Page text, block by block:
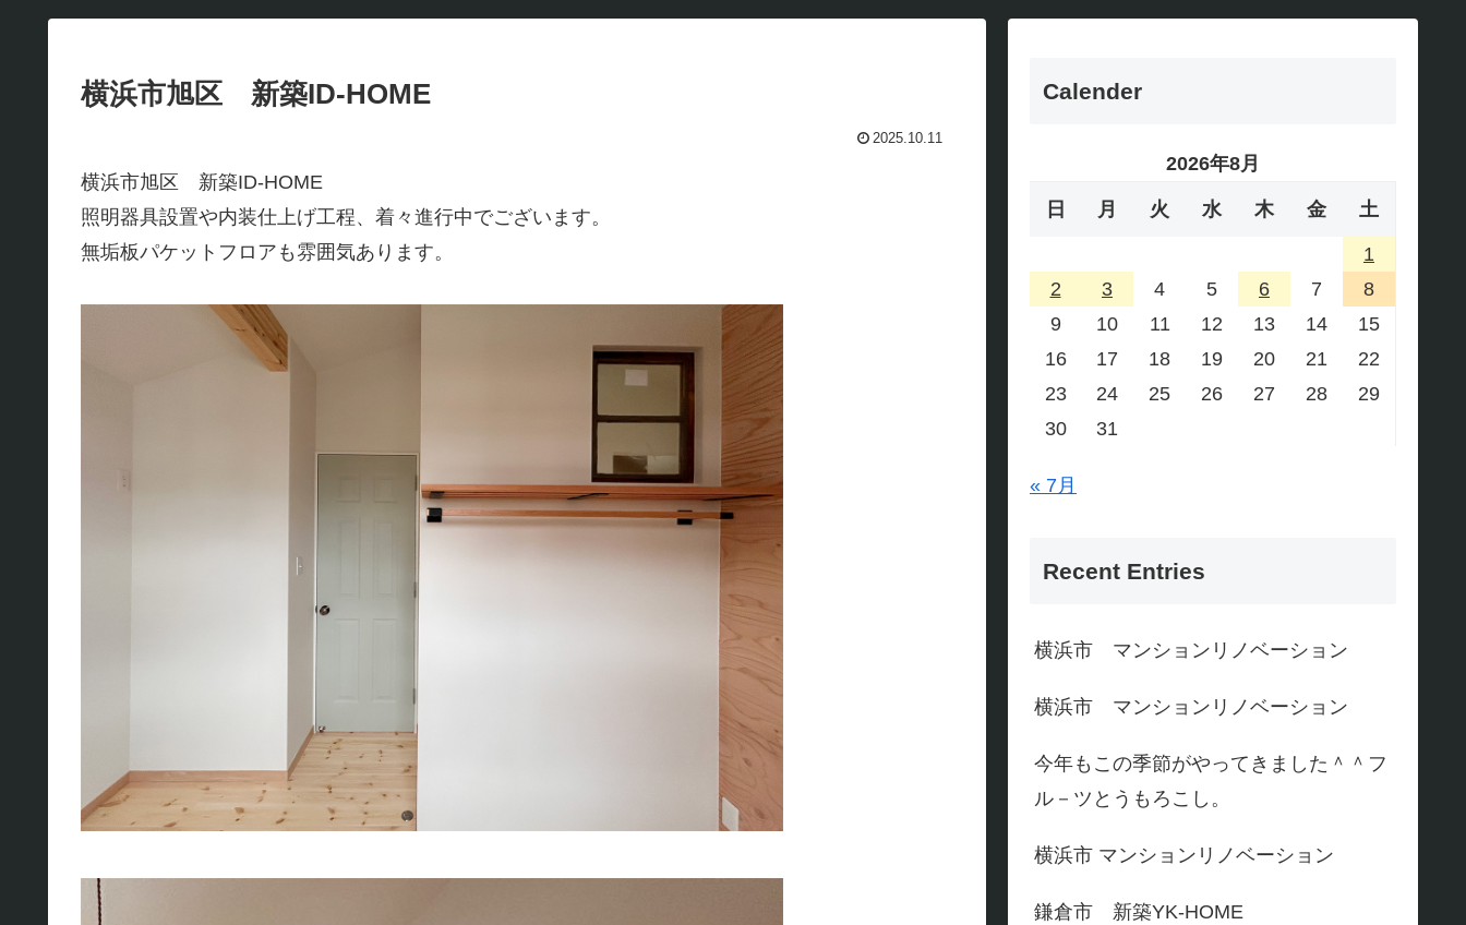
横浜市旭区 新築ID-HOME
2025.10.11
横浜市旭区 新築ID-HOME
照明器具設置や内装仕上げ工程、着々進行中でございます。
無垢板パケットフロアも雰囲気あります。
Calender
2026年8月
日 月 火 水 木 金 土
1
2
3 4 5 6 7
8
9
10 11 12 13 14
15
16
17 18 19 20 21
22
23
24 25 26 27 28
29
30
31
« 7月
Recent Entries
横浜市 マンションリノベーション
横浜市 マンションリノベーション
今年もこの季節がやってきました＾＾フ
ル－ツとうもろこし。
横浜市 マンションリノベーション
鎌倉市 新築YK-HOME